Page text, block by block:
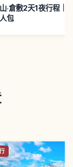
‧倉敷2天1夜行程｜
包